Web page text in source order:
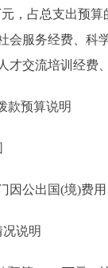
占总支出预算
会服务经费、科
才交流培训经费
预算说明
公出国(境)费用
说明